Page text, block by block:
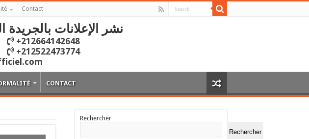
Contact
نشر الإعلانات بالجريدة
+212664142648
+212522473774
CONTACT
Rechercher
Rechercher